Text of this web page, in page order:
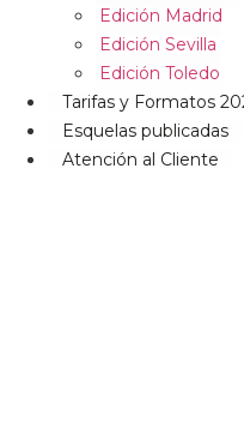
Edición Madrid
Edición Sevilla
Edición Toledo
Tarifas y Formatos
Esquelas publicadas
Atención al Cliente